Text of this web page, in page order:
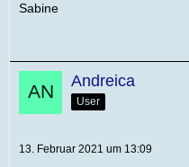
Sabine
Andreica
User
13. Februar 2021 um 13:09